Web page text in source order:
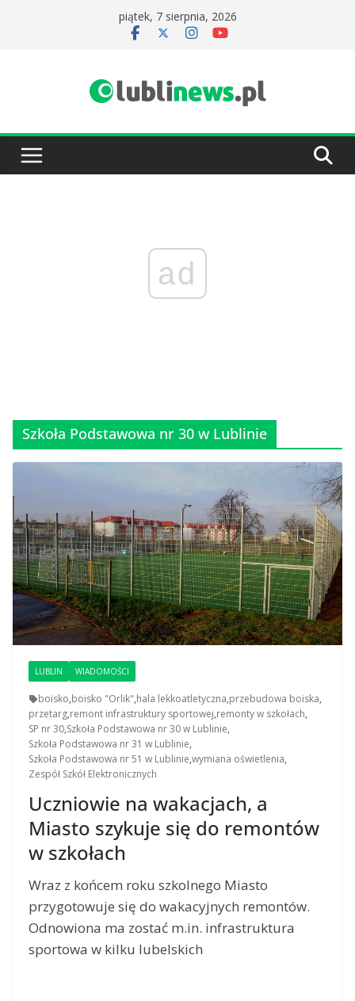
piątek, 7 sierpnia, 2026
ad
Szkoła Podstawowa nr 30 w Lublinie
LUBLIN WIADOMOŚCI
boisko,boisko "Orlik",hala lekkoatletyczna,przebudowa boiska,
przetarg,remont infrastruktury sportowej,remonty w szkołach,
SP nr 30,Szkoła Podstawowa nr 30 w Lublinie,
Szkoła Podstawowa nr 31 w Lublinie,
Szkoła Podstawowa nr 51 w Lublinie,wymiana oświetlenia,
Zespół Szkół Elektronicznych
Uczniowie na wakacjach, a
Miasto szykuje się do remontów
w szkołach
Wraz z końcem roku szkolnego Miasto
przygotowuje się do wakacyjnych remontów.
Odnowiona ma zostać m.in. infrastruktura
sportowa w kilku lubelskich